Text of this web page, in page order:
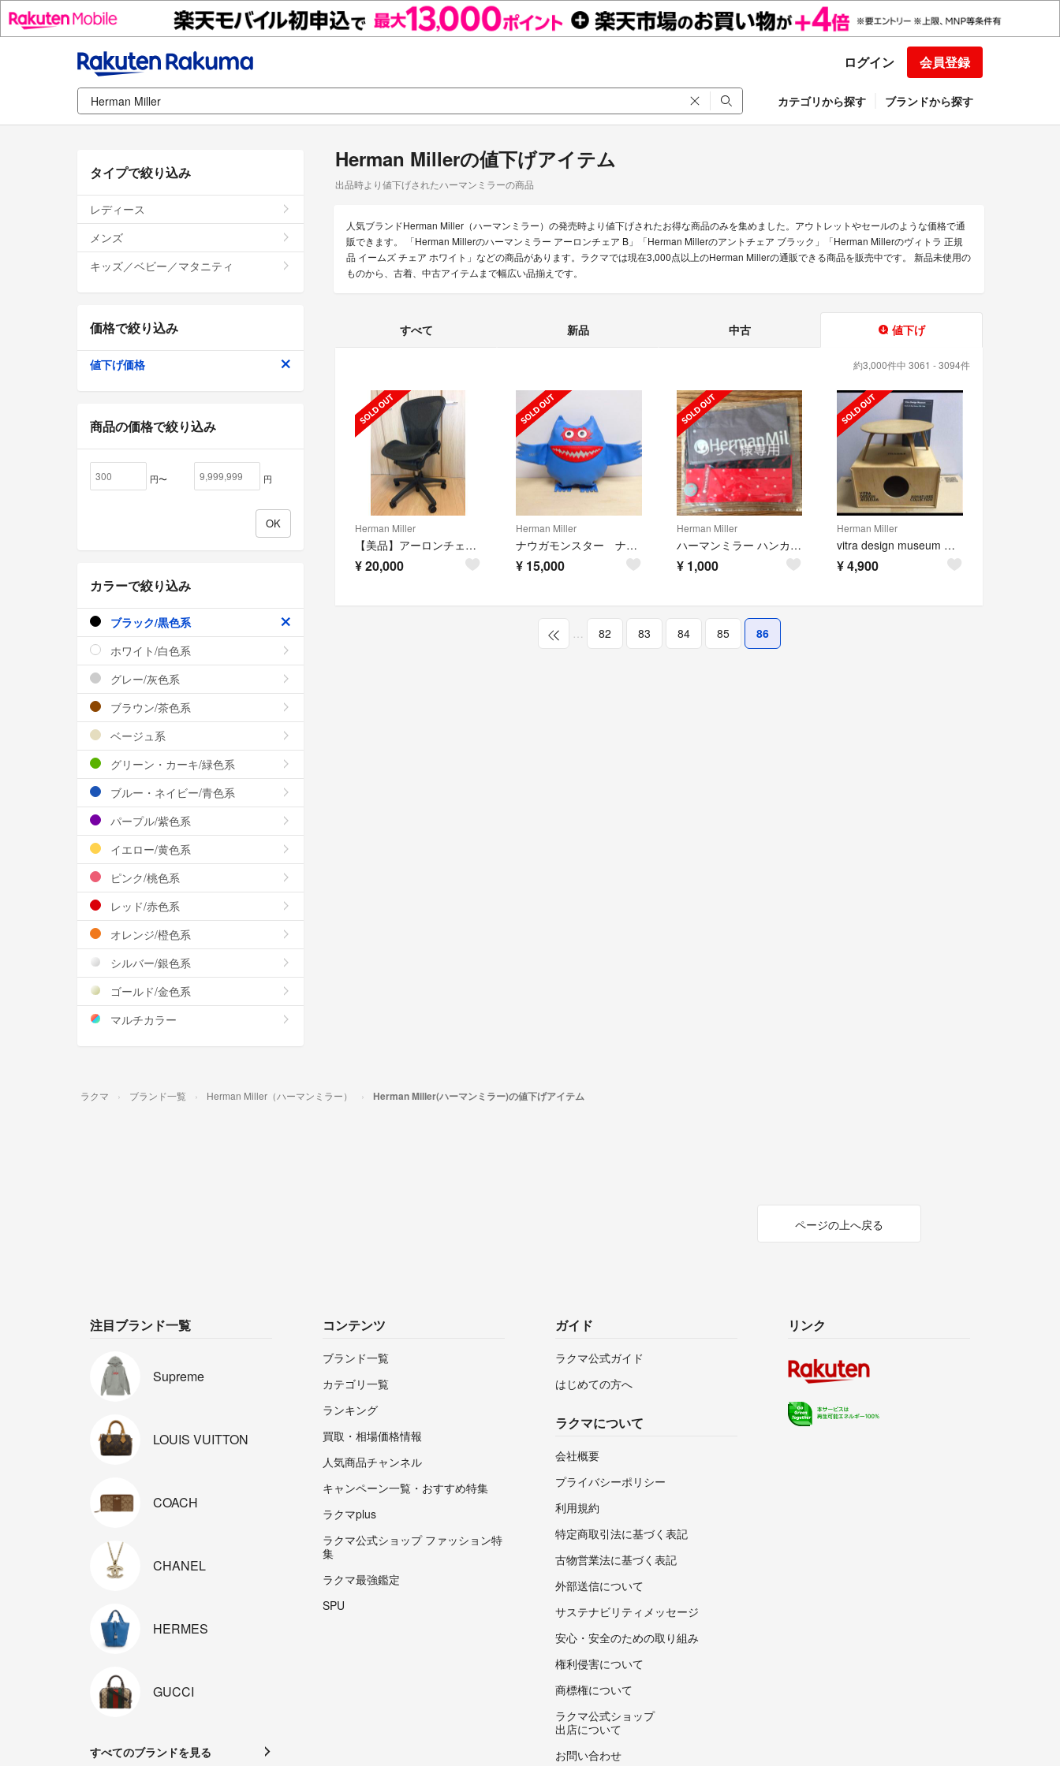
ログイン 会員登録
カテゴリから探す ブランドから探す
Herman Millerの値下げアイテム
出品時より値下げされたハーマンミラーの商品
人気ブランドHerman Miller（ハーマンミラー）の発売時より値下げされたお得な商品のみを集めました。アウトレットやセールのような価格で通
販できます。 「Herman Millerのハーマンミラー アーロンチェア B」「Herman Millerのアントチェア ブラック」「Herman Millerのヴィトラ 正規
品 イームズ チェア ホワイト」などの商品があります。ラクマでは現在3,000点以上のHerman Millerの通販できる商品を販売中です。 新品未使用の
ものから、古着、中古アイテムまで幅広い品揃えです。
すべて 新品 中古 値下げ
約3,000件中 3061 - 3094件
Herman Miller
【美品】アーロンチェア ポスチャーフィット(B)
¥20,000
Herman Miller
ナウガモンスター ナウガハイド ナウガ モンスター イームズ FIRE KING
¥ 15,000
Herman Miller
ハーマンミラー ハンカチ＆バッヂセット
¥ 1,000
Herman Miller
vitra design museum ミニチュア イームズ CTW
¥4,900
… 82 83 84 85 86
タイプで絞り込み
レディース
メンズ
キッズ／ベビー／マタニティ
価格で絞り込み
値下げ価格
商品の価格で絞り込み
円〜 円
カラーで絞り込み
ブラック/黒色系
ホワイト/白色系
グレー/灰色系
ブラウン/茶色系
ベージュ系
グリーン・カーキ/緑色系
ブルー・ネイビー/青色系
パープル/紫色系
イエロー/黄色系
ピンク/桃色系
レッド/赤色系
オレンジ/橙色系
シルバー/銀色系
ゴールド/金色系
マルチカラー
ラクマ ブランド一覧 Herman Miller（ハーマンミラー） Herman Miller(ハーマンミラー)の値下げアイテム
ページの上へ戻る
注目ブランド一覧
Supreme
LOUIS VUITTON
COACH
CHANEL
HERMES
GUCCI
すべてのブランドを見る
コンテンツ
ブランド一覧
カテゴリ一覧
ランキング
買取・相場価格情報
人気商品チャンネル
キャンペーン一覧・おすすめ特集
ラクマplus
ラクマ公式ショップ ファッション特
集
ラクマ最強鑑定
SPU
ガイド
ラクマ公式ガイド
はじめての方へ
ラクマについて
会社概要
プライバシーポリシー
利用規約
特定商取引法に基づく表記
古物営業法に基づく表記
外部送信について
サステナビリティメッセージ
安心・安全のための取り組み
権利侵害について
商標権について
ラクマ公式ショップ
出店について
お問い合わせ
リンク